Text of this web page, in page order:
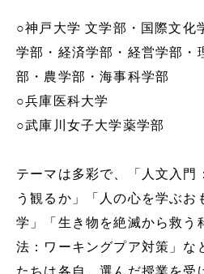
スクールライフ
交通アクセス
SNS運用ポリシー
採用情報
○神戸大学文学部・国際文化
学部・経済学部・経営学部・
部・農学部・海事科学部
○兵庫医科大学
○武庫川女子大学薬学部
テーマは多彩で、「人文入門
う観るか」「人の心を学ぶお
学」「生き物を絶滅から救う
法：ワーキングプア対策」な
たちは各自、選んだ授業を受